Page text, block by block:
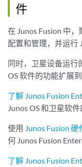
件
在 Junos Fusion 中
配置和管理，并运行
同时，卫星设备运行
OS 软件的功能扩展
了解 Junos Fusion
Junos OS 和卫星软件
使用 Junos Fusion
何 Junos Fusion
了解 Junos Fusion